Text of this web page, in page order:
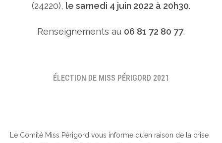
(24220), le samedi 4 juin 2022 à 20h30.
Renseignements au 06 81 72 80 77.
ÉLECTION DE MISS PÉRIGORD 2021
Le Comité Miss Périgord vous informe qu’en raison de la crise